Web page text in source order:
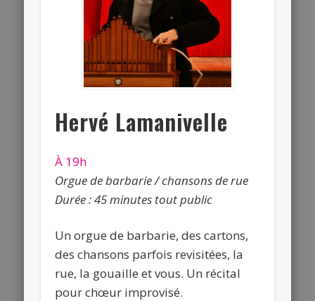
Hervé Lamanivelle
À 19h
Orgue de barbarie / chansons de rue
Durée : 45 minutes tout public
Un orgue de barbarie, des cartons,
des chansons parfois revisitées, la
rue, la gouaille et vous. Un récital
pour chœur improvisé.